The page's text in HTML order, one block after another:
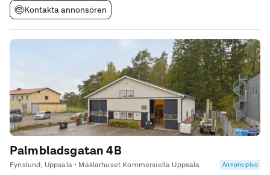
Kontakta annonsören
Palmbladsgatan 4B
Fyrislund, Uppsala • Mäklarhuset Kommersiella Uppsala Annons plus